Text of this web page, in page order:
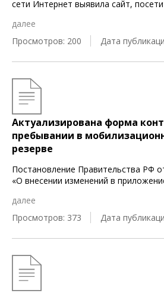
сети Интернет выявила сайт,
далее
Просмотров: 200
Дата
Актуализирована форма
пребывании в
резерве
Постановление Правительства РФ
«О внесении изменений в
далее
Просмотров: 373
Дата